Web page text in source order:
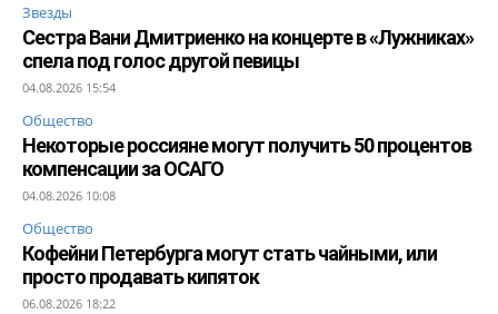
Звезды
Сестра Вани Дмитриенко на концерте в «Лужниках»
спела под голос другой певицы
04.08.2026 15:54
Общество
Некоторые россияне могут получить 50 процентов
компенсации за ОСАГО
04.08.2026 10:08
Общество
Кофейни Петербурга могут стать чайными, или
просто продавать кипяток
06.08.2026 18:22